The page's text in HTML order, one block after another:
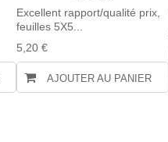
Excellent rapport/qualité prix,
feuilles 5X5...
5,20 €
AJOUTER AU PANIER